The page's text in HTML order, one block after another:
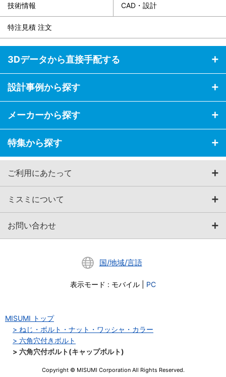
技術情報 CAD・設計
特注見積 注文
3Dデータから直接手配する
設計事例から探す
メーカーから探す
特集から探す
ご利用にあたって
ミスミについて
お問い合わせ
国/地域/言語
表示モード : モバイル PC
MISUMI トップ
ねじ・ボルト・ナット・ワッシャ・カラー
六角穴付きボルト
六角穴付ボルト(キャップボルト)
Copyright © MISUMI Corporation All Rights Reserved.